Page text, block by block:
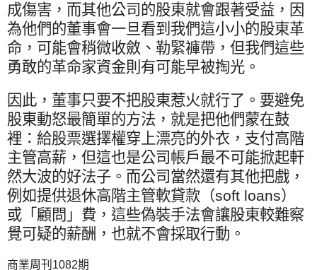
成傷害，而其他公司的股東就會跟著受益，因
為他們的董事會一旦看到我們這小小的股東革
命，可能會稍微收斂、勒緊褲帶，但我們這些
勇敢的革命家資金則有可能早被掏光。
因此，董事只要不把股東惹火就行了。要避免
股東動怒最簡單的方法，就是把他們蒙在鼓
裡：給股票選擇權穿上漂亮的外衣，支付高階
主管高薪，但這也是公司帳戶最不可能掀起軒
然大波的好法子。而公司當然還有其他把戲，
例如提供退休高階主管軟貸款（soft loans）
或「顧問」費，這些偽裝手法會讓股東較難察
覺可疑的薪酬，也就不會採取行動。
商業周刊 1082期